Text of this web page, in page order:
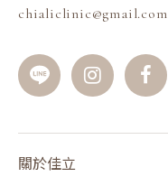
chialiclinic@gmail.com
關於佳立